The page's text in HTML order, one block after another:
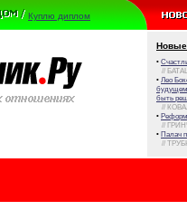
Куплю диплом
Новые
•
//
• Лео
будущем
быть
//
•
//
• Палач
//